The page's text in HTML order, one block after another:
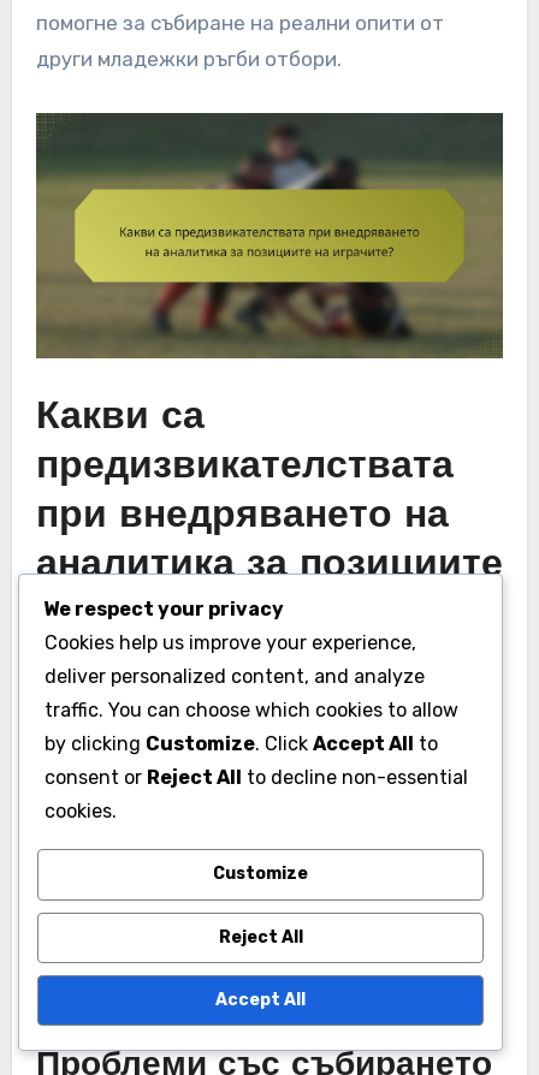
помогне за събиране на реални опити от
други младежки ръгби отбори.
Какви са
предизвикателствата
при внедряването на
аналитика за позициите
на играчите?
Внедряването на аналитика за позициите на
играчите в холандските младежки ръгби
отбори представя няколко
предизвикателства, основно свързани с
събирането на данни, точността и
интерпретацията. Тези предизвикателства
могат да възпрепятстват ефективното
използване на аналитиката за подобряване
на развитието на играчите и представянето
Проблеми със събирането
We respect your privacy
Cookies help us improve your experience,
deliver personalized content, and analyze
traffic. You can choose which cookies to allow
by clicking Customize. Click Accept All to
consent or Reject All to decline non-essential
cookies.
Customize
Reject All
Accept All